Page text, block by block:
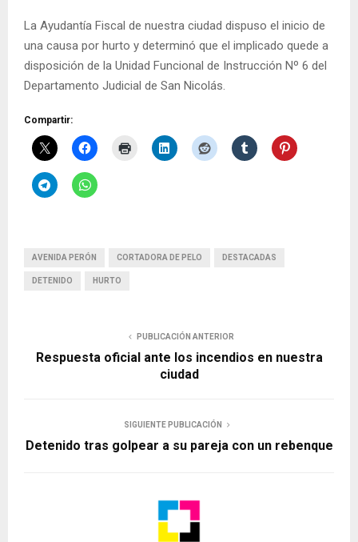
La Ayudantía Fiscal de nuestra ciudad dispuso el inicio de
una causa por hurto y determinó que el implicado quede a
disposición de la Unidad Funcional de Instrucción Nº 6 del
Departamento Judicial de San Nicolás.
Compartir:
AVENIDA PERÓN CORTADORA DE PELO DESTACADAS
DETENIDO HURTO
PUBLICACIÓN ANTERIOR
Respuesta oficial ante los incendios en nuestra
ciudad
SIGUIENTE PUBLICACIÓN
Detenido tras golpear a su pareja con un rebenque